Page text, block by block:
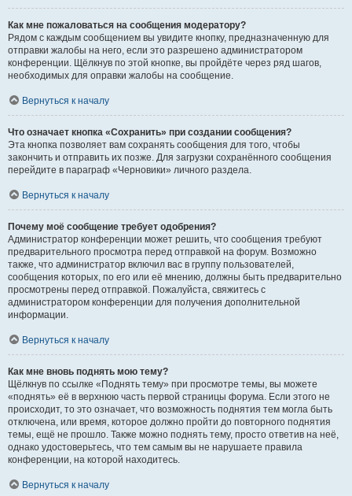
Как мне пожаловаться на сообщения модератору?
Рядом с каждым сообщением вы увидите кнопку, предназначенную для
отправки жалобы на него, если это разрешено администратором
конференции. Щёлкнув по этой кнопке, вы пройдёте через ряд шагов,
необходимых для оправки жалобы на сообщение.
Вернуться к началу
Что означает кнопка «Сохранить» при создании сообщения?
Эта кнопка позволяет вам сохранять сообщения для того, чтобы
закончить и отправить их позже. Для загрузки сохранённого сообщения
перейдите в параграф «Черновики» личного раздела.
Вернуться к началу
Почему моё сообщение требует одобрения?
Администратор конференции может решить, что сообщения требуют
предварительного просмотра перед отправкой на форум. Возможно
также, что администратор включил вас в группу пользователей,
сообщения которых, по его или её мнению, должны быть предварительно
просмотрены перед отправкой. Пожалуйста, свяжитесь с
администратором конференции для получения дополнительной
информации.
Вернуться к началу
Как мне вновь поднять мою тему?
Щёлкнув по ссылке «Поднять тему» при просмотре темы, вы можете
«поднять» её в верхнюю часть первой страницы форума. Если этого не
происходит, то это означает, что возможность поднятия тем могла быть
отключена, или время, которое должно пройти до повторного поднятия
темы, ещё не прошло. Также можно поднять тему, просто ответив на неё,
однако удостоверьтесь, что тем самым вы не нарушаете правила
конференции, на которой находитесь.
Вернуться к началу